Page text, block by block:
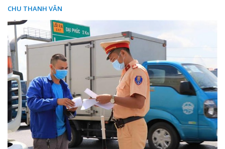
CHU THANH VÂN